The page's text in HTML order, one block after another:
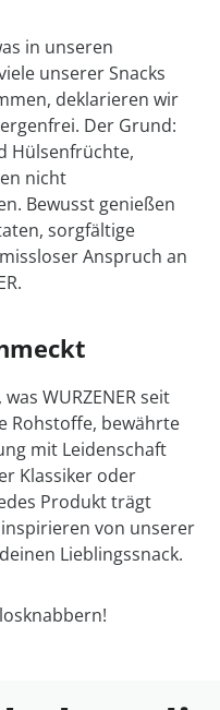
in unseren
unserer Snacks
deklarieren wir
Der Grund:
Hülsenfrüchte,
nicht
Bewusst genießen
sorgfältige
Anspruch an
WURZENER seit
Rohstoffe, bewährte
mit Leidenschaft
Klassiker oder
Produkt trägt
von unserer
Lieblingssnack.